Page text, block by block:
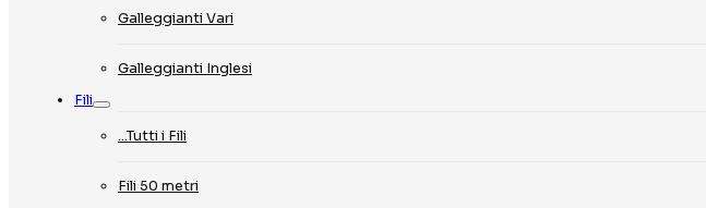
Galleggianti Vari
Galleggianti Inglesi
Fili
…Tutti i Fili
Fili 50 metri